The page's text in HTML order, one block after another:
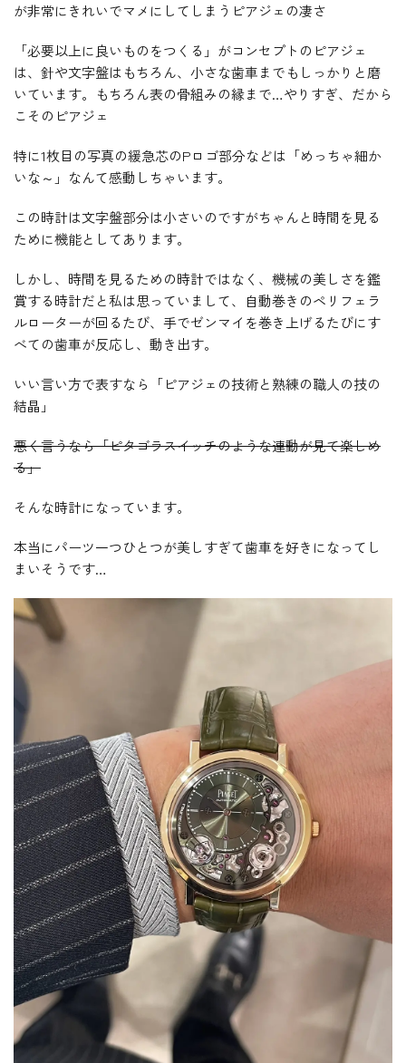
が非常にきれいでマメにしてしまうピアジェの凄さ
「必要以上に良いものをつくる」がコンセプトのピアジェ
は、針や文字盤はもちろん、小さな歯車までもしっかりと磨
いています。もちろん表の骨組みの縁まで…やりすぎ、だから
こそのピアジェ
特に1枚目の写真の緩急芯のPロゴ部分などは「めっちゃ細か
いな～」なんて感動しちゃいます。
この時計は文字盤部分は小さいのですがちゃんと時間を見る
ために機能としてあります。
しかし、時間を見るための時計ではなく、機械の美しさを鑑
賞する時計だと私は思っていまして、自動巻きのペリフェラ
ルローターが回るたび、手でゼンマイを巻き上げるたびにす
べての歯車が反応し、動き出す。
いい言い方で表すなら「ピアジェの技術と熟練の職人の技の
結晶」
悪く言うなら「ピタゴラスイッチのような連動が見て楽しめ
る」
そんな時計になっています。
本当にパーツ一つひとつが美しすぎて歯車を好きになってし
まいそうです…